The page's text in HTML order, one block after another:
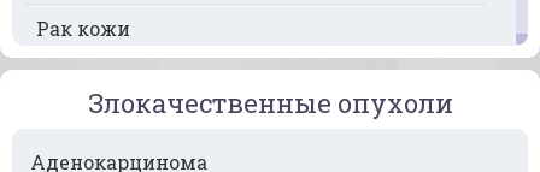
Рак кожи
Рак кости
Рак крови
Рак легких
Злокачественные опухоли
Аденокарцинома